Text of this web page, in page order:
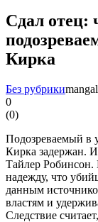
Сдал отец:
Кирка
Без рубрики
0
(0)
Подозреваемый в
Кирка задержан.
Тайлер
надежду, что
данным
властям и
Следствие